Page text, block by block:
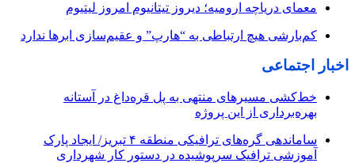
معمای دریاچه ارومیه؛ دیروز تیتانیوم امروز لیتیوم
کم‌بارشی هیچ ارتباطی به “هارپ” و عقیم‌سازی ابرها ندارد
اخبار اجتماعی
خط‌کشی مسیرهای منتهی به پل قره‌داغ در آستانه
بهره‌برداری از این پروژه
ساماندهی گره‌های ترافیکی منطقه ۴ تبریز/ ایجاد پارک
آموزشی ترافیک سرپوشیده در دستور کار شهرداری